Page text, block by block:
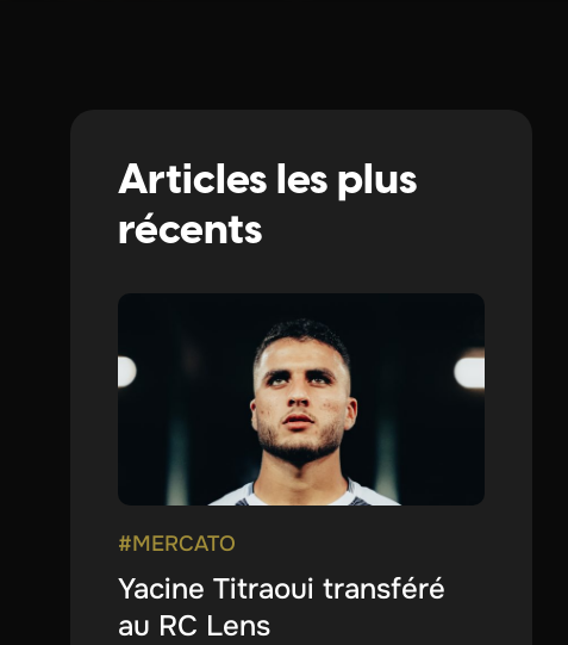
Articles les plus
récents
#MERCATO
Yacine Titraoui transféré
au RC Lens